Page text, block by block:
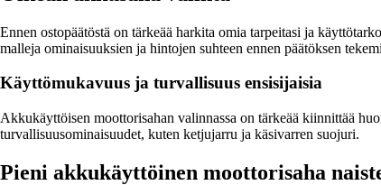
Ennen ostopäätöstä on tärkeää harkita omia tarpeitasi ja
malleja ominaisuuksien ja hintojen suhteen ennen päätöksen
Käyttömukavuus ja turvallisuus ensisijaisia
Akkukäyttöisen moottorisahan valinnassa on tärkeää kiinnittää
turvallisuusominaisuudet, kuten ketjujarru ja käsivarren suojuri.
Pieni akkukäyttöinen moottorisaha